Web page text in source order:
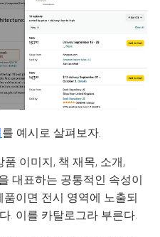
를 예시로 살펴보자.
이미지, 책 재목, 소개,
대표하는 공통적인 속성이
이면 전시 영역에 노출되
. 이를 카탈로그라 부른다.